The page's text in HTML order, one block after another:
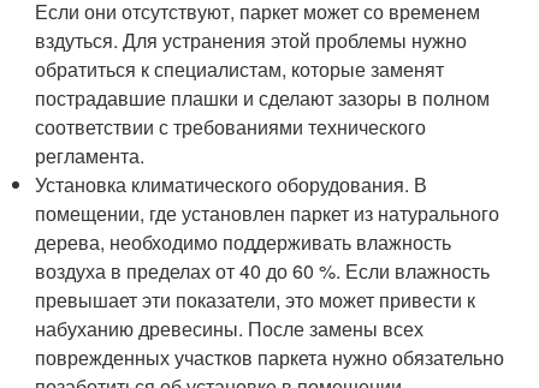
Если они отсутствуют, паркет может со временем
вздуться. Для устранения этой проблемы нужно
обратиться к специалистам, которые заменят
пострадавшие плашки и сделают зазоры в полном
соответствии с требованиями технического
регламента.
Установка климатического оборудования. В
помещении, где установлен паркет из натурального
дерева, необходимо поддерживать влажность
воздуха в пределах от 40 до 60 %. Если влажность
превышает эти показатели, это может привести к
набуханию древесины. После замены всех
поврежденных участков паркета нужно обязательно